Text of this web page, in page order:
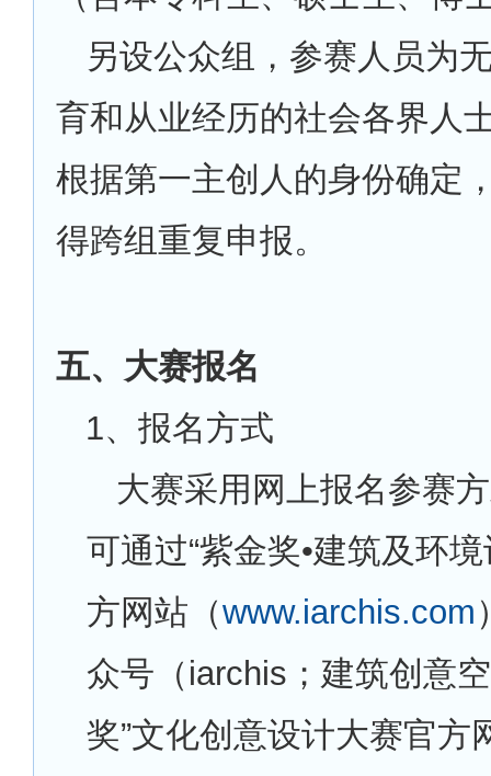
另设公众组，参赛人员为
育和从业经历的社会各界人
根据第一主创人的身份确定
得跨组重复申报。
五、大赛报名
1、报名方式
大赛采用网上报名参赛
可通过“紫金奖•建筑及环
方网站（www.iarchis.com
众号（iarchis；建筑创意
奖”文化创意设计大赛官方